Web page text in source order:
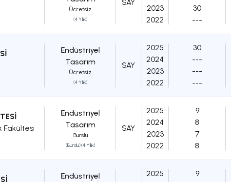
Ücretsiz
(4 Yıllık)
SAY
2023
2022
30
---
Endüstriyel
Tasarım
Ücretsiz
(4 Yıllık)
SAY
2025
2024
2023
2022
30
---
---
---
Fakültesi
Endüstriyel
Tasarım
Burslu
(Burslu) (4 Yıllık)
SAY
2025
2024
2023
2022
9
8
7
8
Endüstriyel
2025
9